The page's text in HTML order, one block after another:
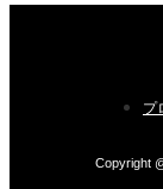
プ
Copyright